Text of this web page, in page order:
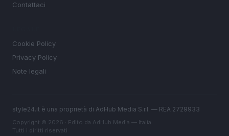
Contattaci
Cookie Policy
Privacy Policy
Note legali
style24.it è una proprietà di AdHub Media S.r.l. — REA 2729933
Copyright © 2026 · Edito da AdHub Media — Italia
Tutti i diritti riservati